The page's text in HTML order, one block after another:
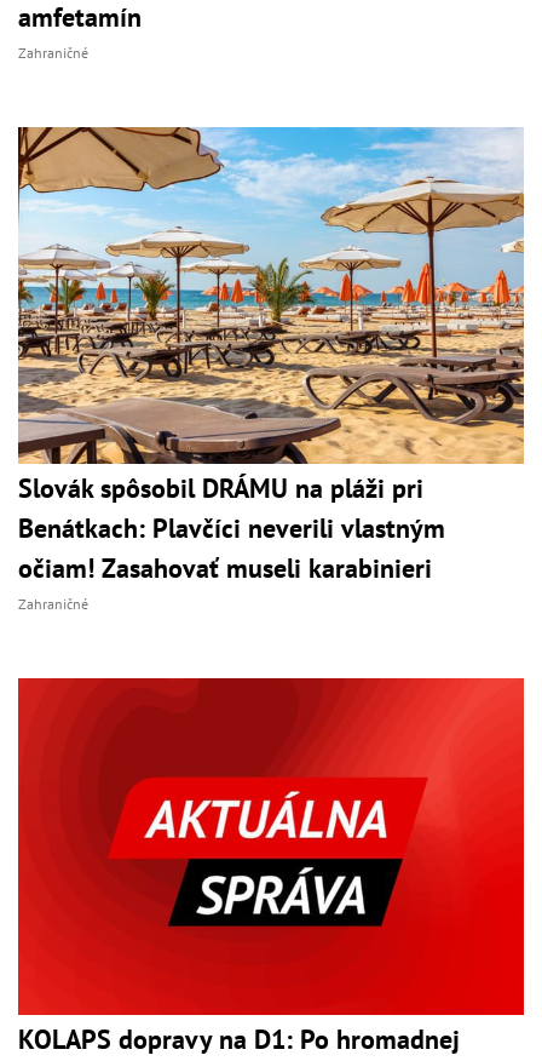
amfetamín
Zahraničné
Slovák spôsobil DRÁMU na pláži pri
Benátkach: Plavčíci neverili vlastným
očiam! Zasahovať museli karabinieri
Zahraničné
KOLAPS dopravy na D1: Po hromadnej